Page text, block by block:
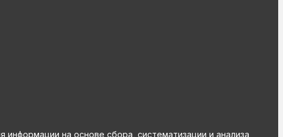
на основе сбора, систематизации и анализа